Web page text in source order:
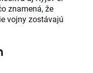
znamená, že
vojny zostávajú